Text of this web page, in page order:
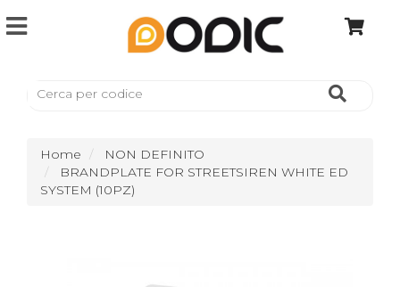
Home
NON DEFINITO
BRANDPLATE FOR STREETSIREN WHITE ED
SYSTEM (10PZ)